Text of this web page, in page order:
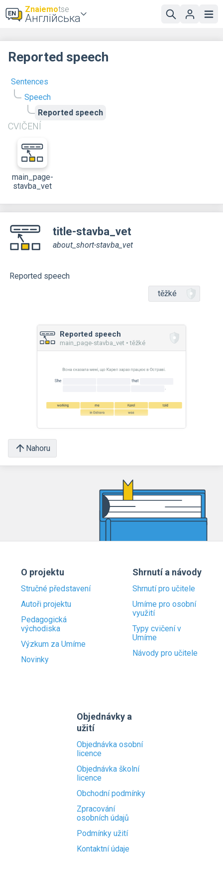
Znaiemotse
Англійська
Sentences
Speech
Reported speech
CVIČENÍ
main_page-
stavba_vet
Reported speech
title-stavba_vet
about_short-stavba_vet
Reported speech
těžké
Reported speech
main_page-stavba_vet • těžké
Nahoru
O projektu
Stručné představení
Autoři projektu
Pedagogická
východiska
Výzkum za Umíme
Novinky
Shrnutí a návody
Shrnutí pro učitele
Umíme pro osobní
využití
Typy cvičení v
Umíme
Návody pro učitele
Objednávky a
užití
Objednávka osobní
licence
Objednávka školní
licence
Obchodní podmínky
Zpracování
osobních údajů
Podmínky užití
Kontaktní údaje